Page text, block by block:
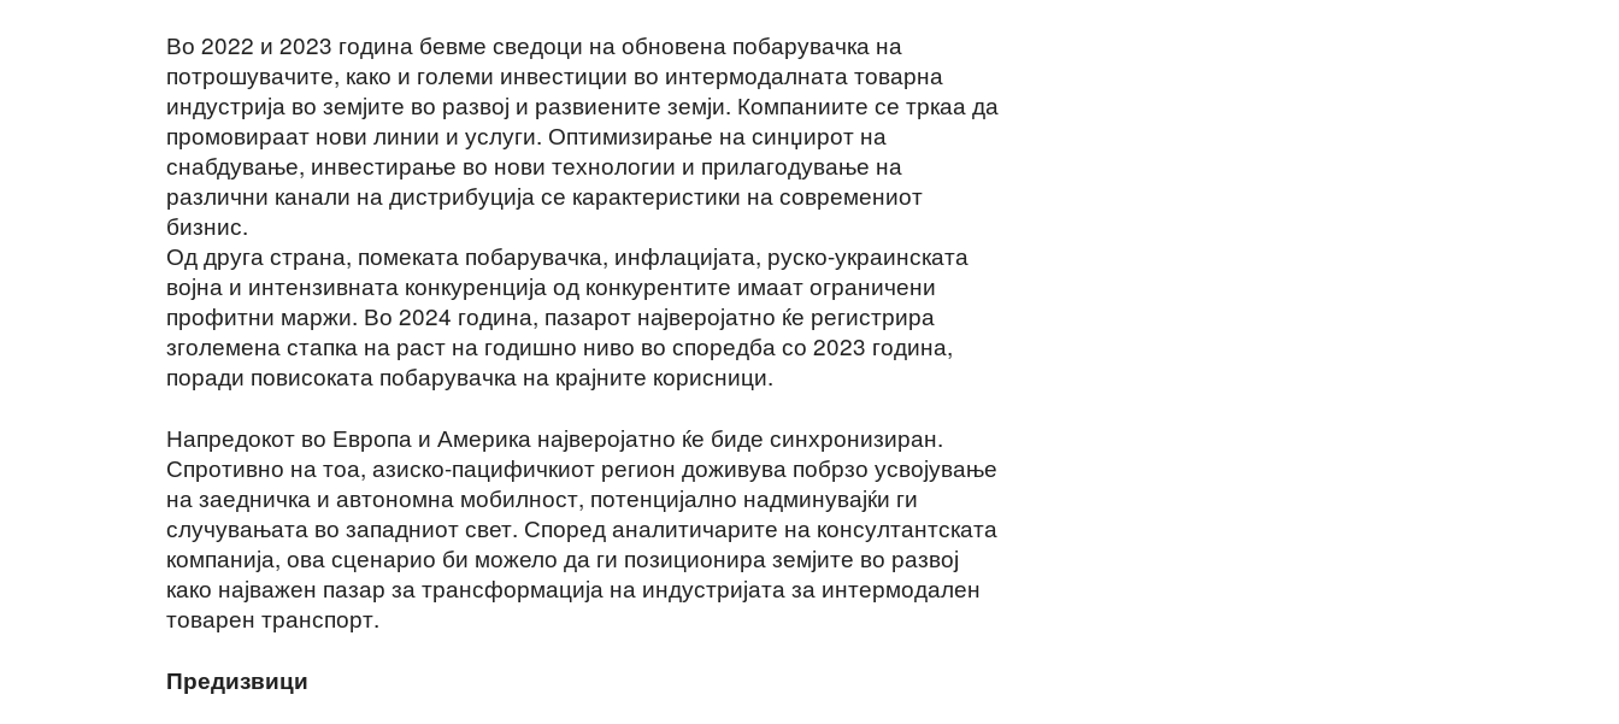
Во 2022 и 2023 година бевме сведоци на обновена побарувачка на
потрошувачите, како и големи инвестиции во интермодалната товарна
индустрија во земјите во развој и развиените земји. Компаниите се тркаа да
промовираат нови линии и услуги. Оптимизирање на синџирот на
снабдување, инвестирање во нови технологии и прилагодување на
различни канали на дистрибуција се карактеристики на современиот
бизнис.
Од друга страна, помеката побарувачка, инфлацијата, руско-украинската
војна и интензивната конкуренција од конкурентите имаат ограничени
профитни маржи. Во 2024 година, пазарот најверојатно ќе регистрира
зголемена стапка на раст на годишно ниво во споредба со 2023 година,
поради повисоката побарувачка на крајните корисници.
Напредокот во Европа и Америка најверојатно ќе биде синхронизиран.
Спротивно на тоа, азиско-пацифичкиот регион доживува побрзо усвојување
на заедничка и автономна мобилност, потенцијално надминувајќи ги
случувањата во западниот свет. Според аналитичарите на консултантската
компанија, ова сценарио би можело да ги позиционира земјите во развој
како најважен пазар за трансформација на индустријата за интермодален
товарен транспорт.
Предизвици